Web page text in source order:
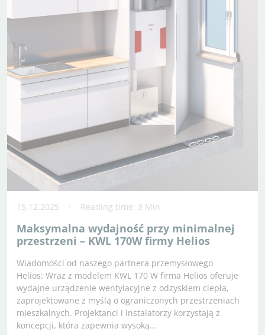
15.12.2025 Reading time: 3 Min
Maksymalna wydajność przy minimalnej
przestrzeni – KWL 170W firmy Helios
Wiadomości od naszego partnera przemysłowego
Helios: Wraz z modelem KWL 170 W firma Helios oferuje
wydajne urządzenie wentylacyjne z odzyskiem ciepła,
zaprojektowane z myślą o ograniczonych przestrzeniach
mieszkalnych. Projektanci i instalatorzy korzystają z
koncepcji, która zapewnia wysoką…